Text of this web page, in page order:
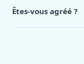
Êtes-vous agréé ?